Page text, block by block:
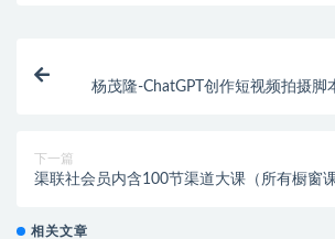
杨茂隆-ChatGPT创作短视频拍摄脚
下一篇
渠联社会员内含100节渠道大课（所有橱窗
相关文章